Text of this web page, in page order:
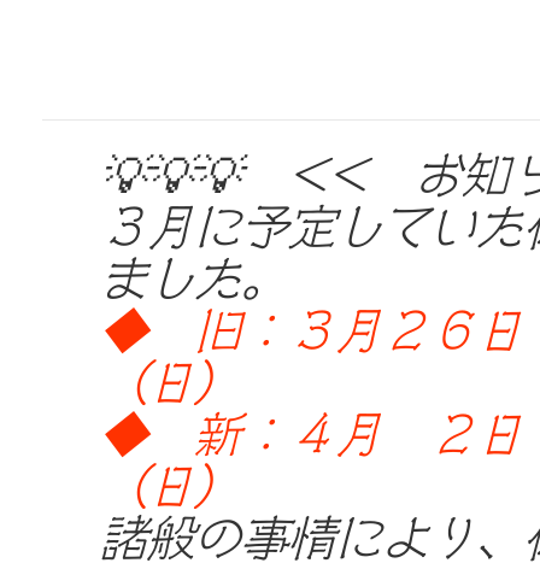
💡💡💡 << お知
３月に予定してい
ました。
◆ 旧：３月２６日
（日）
◆ 新：４月 ２日
（日）
諸般の事情により